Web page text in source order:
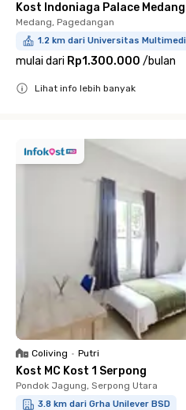
Kost Indoniaga Palace
Medang, Pagedangan
1.2 km dari Universitas
mulai dari Rp1.300.000 /bulan
Lihat info lebih banyak
Coliving • Putri
Kost MC Kost 1 Serpong
Pondok Jagung, Serpong Utara
3.8 km dari Grha Unilever BSD